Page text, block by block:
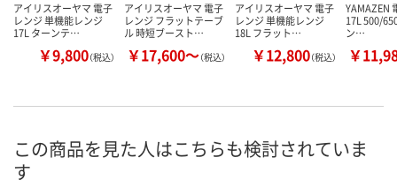
アイリスオーヤマ 電子
レンジ 単機能レンジ
17L ターンテ…
￥9,800（税込）
アイリスオーヤマ 電子
レンジ フラットテーブ
ル 時短ブースト…
￥17,600～（税込）
アイリスオーヤマ 電子
レンジ 単機能レンジ
18L フラット…
￥12,800（税込）
YAMAZEN
17L 500/
ン…
￥
この商品を見た人はこちらも検討されていま
す